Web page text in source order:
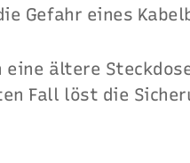
Gefahr eines
eine ältere
Fall löst die